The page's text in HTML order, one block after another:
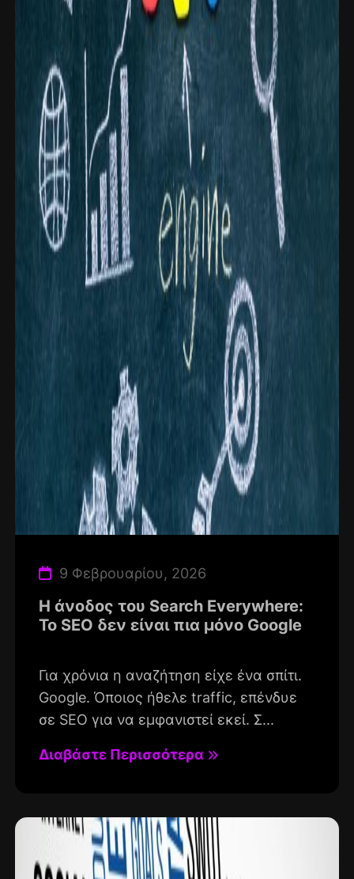
9 Φεβρουαρίου, 2026
Η άνοδος του Search Everywhere:
Το SEO δεν είναι πια μόνο Google
Για χρόνια η αναζήτηση είχε ένα σπίτι.
Google. Όποιος ήθελε traffic, επένδυε
σε SEO για να εμφανιστεί εκεί. Σ...
Διαβάστε Περισσότερα